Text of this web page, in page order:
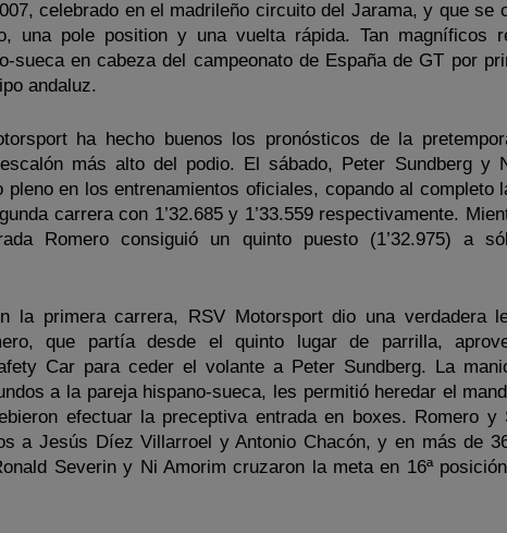
celebrado en el madrileño circuito del Jarama, y que se
una pole position y una vuelta rápida. Tan magníficos
sueca en cabeza del campeonato de España de GT por
andaluz.
ha hecho buenos los pronósticos de la
más alto del podio. El sábado, Peter Sundberg y
pleno en los entrenamientos oficiales, copando al completo
carrera con 1’32.685 y 1’33.559 respectivamente.
Romero consiguió un quinto puesto (1’32.975) a
la primera carrera, RSV Motorsport dio una verdadera
que partía desde el quinto lugar de parrilla,
Car para ceder el volante a Peter Sundberg. La
a la pareja hispano-sueca, les permitió heredar el
efectuar la preceptiva entrada en boxes. Romero y
a Jesús Díez Villarroel y Antonio Chacón, y en más de
Severin y Ni Amorim cruzaron la meta en 16ª